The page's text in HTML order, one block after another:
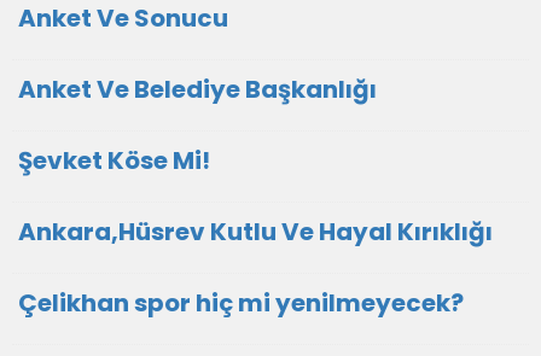
Anket Ve Sonucu
Anket Ve Belediye Başkanlığı
Şevket Köse Mi!
Ankara,Hüsrev Kutlu Ve Hayal Kırıklığı
Çelikhan spor hiç mi yenilmeyecek?